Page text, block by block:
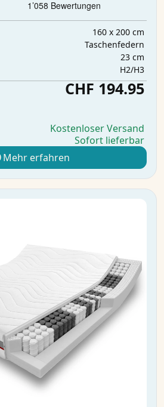
160 x 200 cm
Taschenfedern
23 cm
H2/H3
CHF 194.95
Kostenloser Versand
Sofort lieferbar
Mehr erfahren